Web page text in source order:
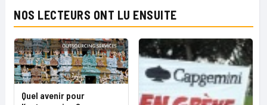
NOS LECTEURS ONT LU ENSUITE
Quel avenir pour